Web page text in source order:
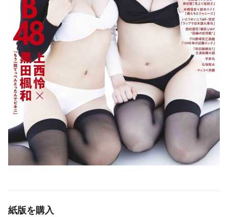
紙版を購入